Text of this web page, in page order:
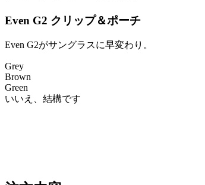
Even G2 クリップ＆ポーチ
Even G2がサングラスに早変わり。
Grey
Brown
Green
いいえ、結構です